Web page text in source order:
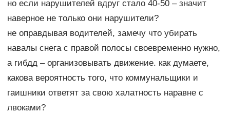
но если нарушителей вдруг стало 40-50 – значит
наверное не только они нарушители?
не оправдывая водителей, замечу что убирать
навалы снега с правой полосы своевременно нужно,
а гибдд – организовывать движение. как думаете,
какова вероятность того, что коммунальщики и
гаишники ответят за свою халатность наравне с
лвоками?